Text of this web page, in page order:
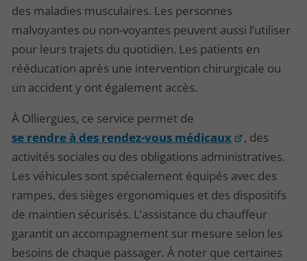
des maladies musculaires. Les personnes
malvoyantes ou non-voyantes peuvent aussi l’utiliser
pour leurs trajets du quotidien. Les patients en
rééducation après une intervention chirurgicale ou
un accident y ont également accès.
À Olliergues, ce service permet de
se rendre à des rendez-vous médicaux
, des
activités sociales ou des obligations administratives.
Les véhicules sont spécialement équipés avec des
rampes, des sièges ergonomiques et des dispositifs
de maintien sécurisés. L’assistance du chauffeur
garantit un accompagnement sur mesure selon les
besoins de chaque passager. À noter que certaines